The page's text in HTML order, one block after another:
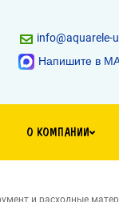
info@aquarele-
Напишите в
О КОМПАНИИ
и расходные